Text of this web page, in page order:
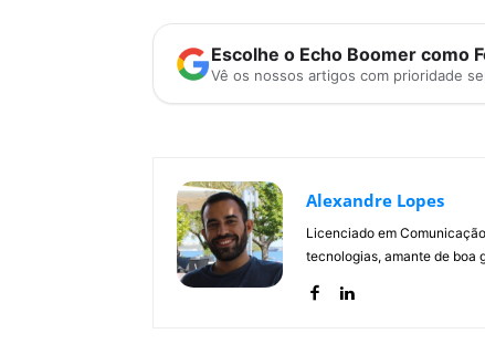
Escolhe o Echo Boomer como
Vê os nossos artigos com prioridade
Alexandre Lopes
Licenciado em
tecnologias, amante de boa